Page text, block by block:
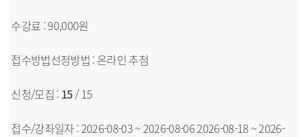
90,000원
온라인 추첨
15/ 15
2026-08-03 ~ 2026-08-062026-08-18 ~ 2026-